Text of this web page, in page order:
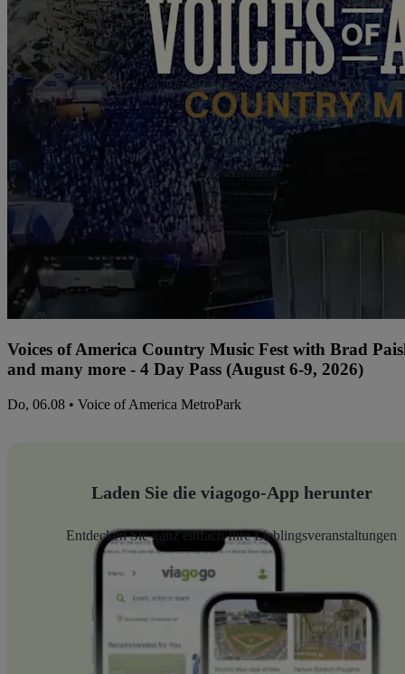
Voices of America Country Music Fest with Brad
and many more - 4 Day Pass (August 6-9, 2026)
Do, 06.08 • Voice of America MetroPark
Laden Sie die viagogo-App herunter
Entdecken Sie ganz einfach Ihre Lieblingsveranstaltungen